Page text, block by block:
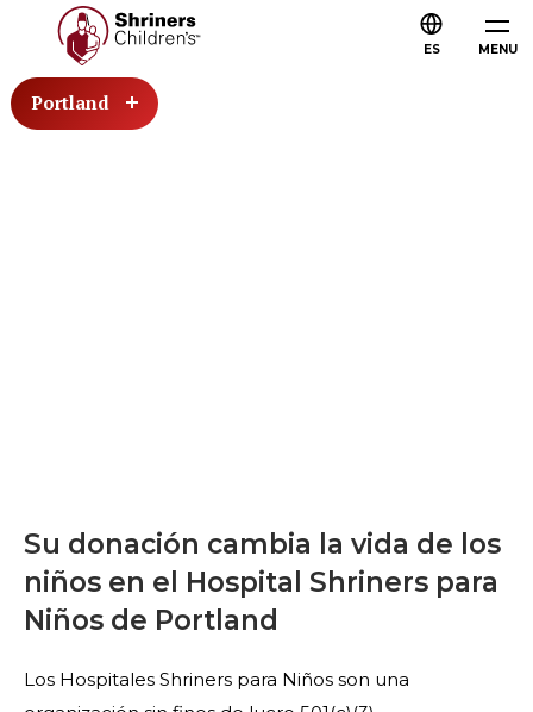
MENU
ES
Portland
Su donación cambia la vida de los
niños en el Hospital Shriners para
Niños de Portland
Los Hospitales Shriners para Niños son una